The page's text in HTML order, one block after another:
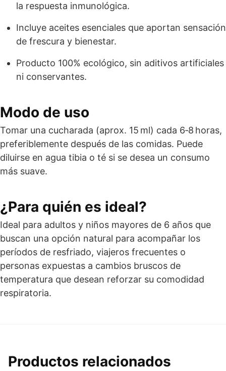
la respuesta inmunológica.
Incluye aceites esenciales que aportan sensación
de frescura y bienestar.
Producto 100% ecológico, sin aditivos artificiales
ni conservantes.
Modo de uso
Tomar una cucharada (aprox. 15 ml) cada 6‑8 horas,
preferiblemente después de las comidas. Puede
diluirse en agua tibia o té si se desea un consumo
más suave.
¿Para quién es ideal?
Ideal para adultos y niños mayores de 6 años que
buscan una opción natural para acompañar los
períodos de resfriado, viajeros frecuentes o
personas expuestas a cambios bruscos de
temperatura que desean reforzar su comodidad
respiratoria.
Productos relacionados